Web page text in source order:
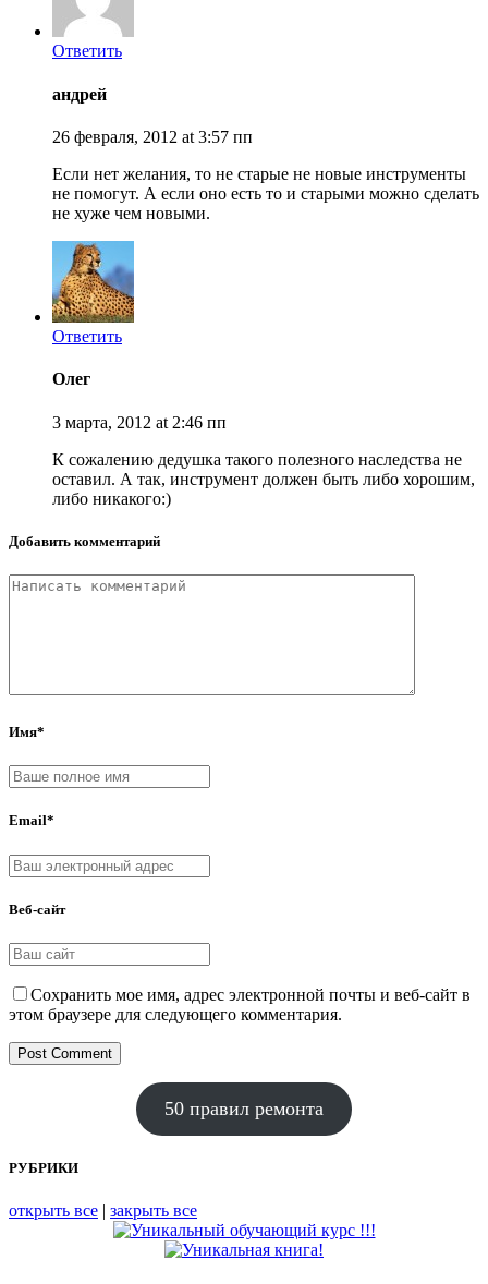
Ответить
андрей
26 февраля, 2012 at 3:57 пп
Если нет желания, то не старые не новые инструменты
не помогут. А если оно есть то и старыми можно сделать
не хуже чем новыми.
Ответить
Олег
3 марта, 2012 at 2:46 пп
К сожалению дедушка такого полезного наследства не
оставил. А так, инструмент должен быть либо хорошим,
либо никакого:)
Добавить комментарий
Имя*
Email*
Веб-сайт
Сохранить мое имя, адрес электронной почты и веб-сайт в
этом браузере для следующего комментария.
50 правил ремонта
РУБРИКИ
открыть все | закрыть все